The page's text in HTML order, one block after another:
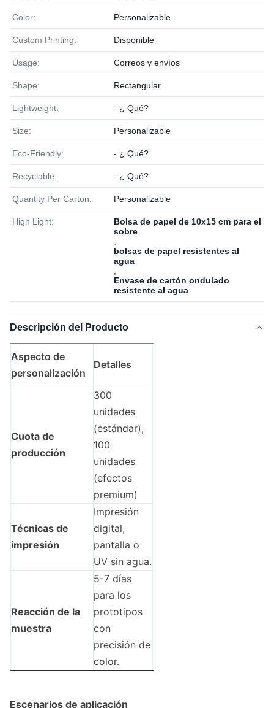
Color: Personalizable
Custom Printing: Disponible
Usage: Correos y envíos
Shape: Rectangular
Lightweight: - ¿ Qué?
Size: Personalizable
Eco-Friendly: - ¿ Qué?
Recyclable: - ¿ Qué?
Quantity Per Carton: Personalizable
High Light:
Bolsa de papel de 10x15 cm para el
sobre
bolsas de papel resistentes al
agua
Envase de cartón ondulado
resistente al agua
Descripción del Producto
Aspecto de
personalización
Detalles
Cuota de
producción
300
unidades
(estándar),
100
unidades
(efectos
premium)
Técnicas de
impresión
Impresión
digital,
pantalla o
UV sin agua.
Reacción de la
muestra
5-7 días
para los
prototipos
con
precisión de
color.
Escenarios de aplicación